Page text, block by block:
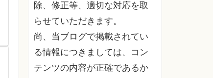
除、修正等、適切な対応を取
らせていただきます。
尚、当ブログで掲載されてい
る情報につきましては、コン
テンツの内容が正確であるか